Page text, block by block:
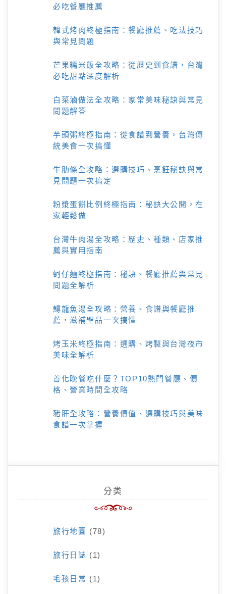
必吃餐廳推薦
韓式烤肉終極指南：餐廳推薦、吃法技巧
與常見問題
芒果糯米飯全攻略：從歷史到食譜，台灣
必吃甜點深度解析
白菜滷做法全攻略：家常美味秘訣與常見
問題解答
芋頭粥終極指南：從食譜到營養，台灣傳
統美食一次搞懂
牛肋條全攻略：選購技巧、烹飪秘訣與常
見問題一次搞定
粉漿蛋餅比例終極指南：秘訣大公開，在
家輕鬆做
台灣牛肉湯全攻略：歷史、種類、店家推
薦與實用指南
蚵仔麵終極指南：秘訣、餐廳推薦與常見
問題全解析
鱘龍魚湯全攻略：營養、食譜與餐廳推
薦，滋補聖品一次搞懂
烤玉米終極指南：選購、烤製與台灣夜市
美味全解析
善化晚餐吃什麼？TOP10熱門餐廳、價
格、營業時間全攻略
豬肝全攻略：營養價值、選購技巧與美味
食譜一次掌握
分类
旅行地圖 (78)
旅行日誌 (1)
毛孩日常 (1)